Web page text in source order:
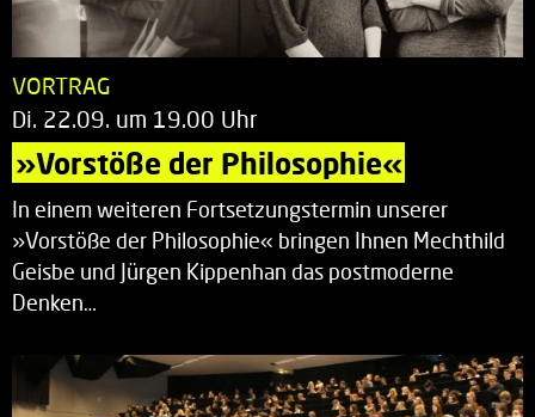
VORTRAG
Di. 22.09. um 19.00 Uhr
»Vorstöße der Philosophie«
In einem weiteren Fortsetzungstermin unserer
»Vorstöße der Philosophie« bringen Ihnen Mechthild
Geisbe und Jürgen Kippenhan das postmoderne
Denken…